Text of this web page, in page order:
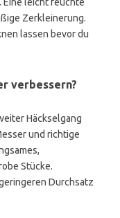
Zerkleinerung.
lassen bevor du
verbessern?
Häckselgang
und richtige
Stücke.
Durchsatz